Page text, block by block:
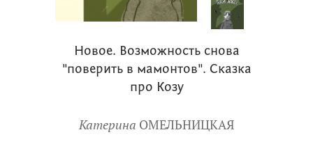
Новое. Возможность снова
"поверить в мамонтов". Сказка
про Козу
Катерина ОМЕЛЬНИЦКАЯ